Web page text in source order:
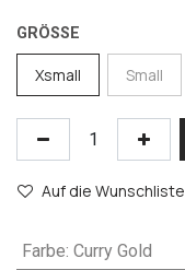
GRÖSSE
Xsmall Small
Auf die Wunschliste
Farbe: Curry Gold